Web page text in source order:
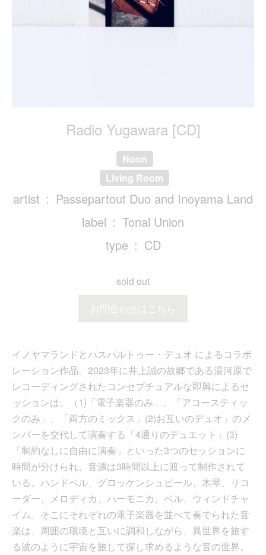
Radio Yugawara [CD]
Noon
Living Room
artist
Passepartout Duo and Inoyama Land
label
Tonal Union
type
CD
sold out
お問合わせはこちら
イノヤマランドとパスパルトゥー・デュオ によるコラボ
レーション作品。2023年に井上誠の故郷である湯河原で
レコーディングされたコンセプチュアルな即興によるセ
ッションは、（1)「電子楽器のみ」、「アコースティッ
クのみ」、「両方のミックス」(2)お互いのデュオ」のメ
ンバーを交代して演奏する「4通りのデュエット」(3)
「制約なしに自由に演奏」といった3つのセッションに
時間が分けられ、音源は3時間以上に渡って制作されて
いる。ハンドベル、グロッケンシュピール、木琴、リコ
ーダー、メロディカ、ハーモニカ、ベル、ウィンドチャ
イム、そこにそれぞれの電子楽器を並べて奏でられた音
楽は、周囲の環境と互いに調和しながら、異世界を旅す
る波のように宇宙を旅して探し求めるような音の世界。